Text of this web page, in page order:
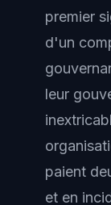
premier
d'un
leur
paient
et en